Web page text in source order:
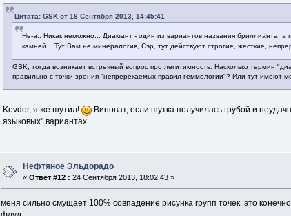
Цитата: GSK от 18 Сентября 2013, 14:45:41
Не-а.. Никак неможно... Диамант - один из вариантов названия бриллианта, а
камней... Тут Вам не минералогия, Сэр, тут действуют строгие, жесткие,
GSK, тогда возникает встречный вопрос про легитимность. Насколько термин
правильно с точки зрения "непререкаемых правил геммологии"? Или тут имеют
Kovdor, я же шутил!
Виноват, если шутка получилась грубой и
языковых" вариантах...
Нефтяное Эльдорадо
«Ответ #12 : 24 Сентября 2013, 18:02:43 »
меня сильно смущает 100% совпадение рисунка групп точек. это